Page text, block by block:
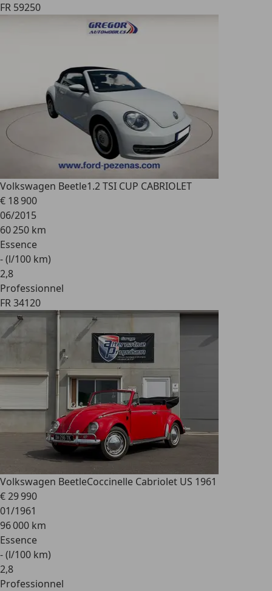
FR 59250
Volkswagen Beetle1.2 TSI CUP CABRIOLET
€ 18 900
06/2015
60 250 km
Essence
- (l/100 km)
2,8
Professionnel
FR 34120
Volkswagen BeetleCoccinelle Cabriolet US 1961
€ 29 990
01/1961
96 000 km
Essence
- (l/100 km)
2,8
Professionnel